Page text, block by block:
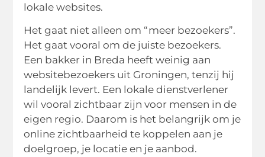
lokale websites.
Het gaat niet alleen om “meer bezoekers”.
Het gaat vooral om de juiste bezoekers.
Een bakker in Breda heeft weinig aan
websitebezoekers uit Groningen, tenzij hij
landelijk levert. Een lokale dienstverlener
wil vooral zichtbaar zijn voor mensen in de
eigen regio. Daarom is het belangrijk om je
online zichtbaarheid te koppelen aan je
doelgroep, je locatie en je aanbod.